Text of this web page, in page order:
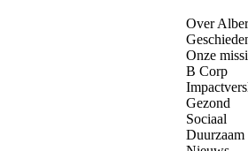
Over
Onze
B Corp
Gezond
Sociaal
Duurzaam